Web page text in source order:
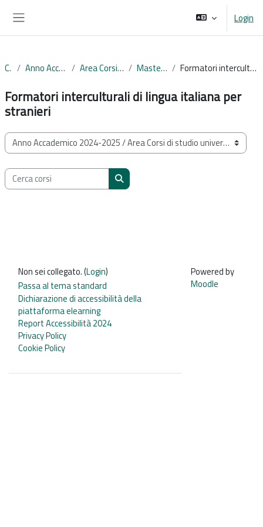
Login
Corsi Anno Accademico 2024-2025 Area Corsi di studio universitari Master di Primo Livello Formatori interculturali di lingua italiana per stranieri
Formatori interculturali di lingua italiana per
stranieri
Categorie di corso
Cerca corsi
Cerca corsi
Non sei collegato. (Login)
Passa al tema standard
Dichiarazione di accessibilità della
piattaforma elearning
Report Accessibilità 2024
Privacy Policy
Cookie Policy
Powered by
Moodle